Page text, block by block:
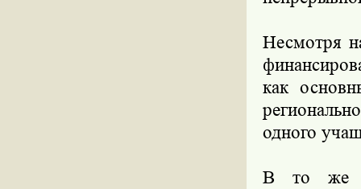
Несмотря
как
одного
В то же